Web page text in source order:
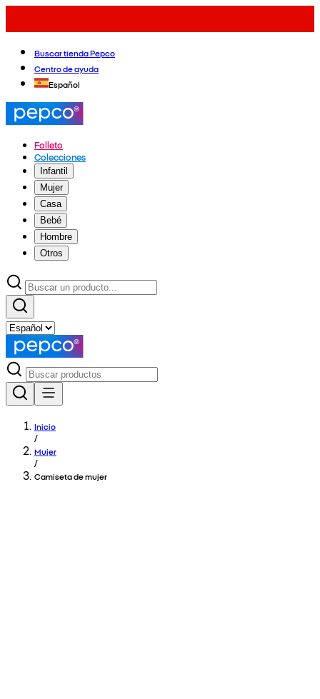
Buscar tienda Pepco
Centro de ayuda
Español
Folleto
Colecciones
Infantil
Mujer
Casa
Bebé
Hombre
Otros
Inicio
/
Mujer
/
Camiseta de mujer